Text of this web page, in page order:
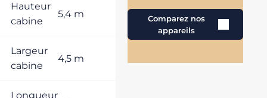
Hauteur
cabine
5,4 m
Largeur
cabine
4,5 m
Longueur
Comparez nos
appareils